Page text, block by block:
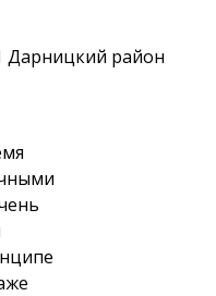
Дарницкий район